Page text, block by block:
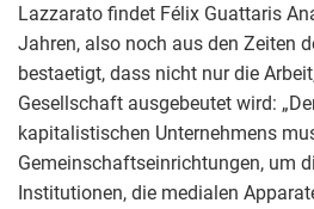
Lazzarato findet Félix Guattaris
Jahren, also noch aus den Zeiten
bestaetigt, dass nicht nur die
Gesellschaft ausgebeutet wird:
kapitalistischen Unternehmens
Gemeinschaftseinrichtungen, um
Institutionen, die medialen